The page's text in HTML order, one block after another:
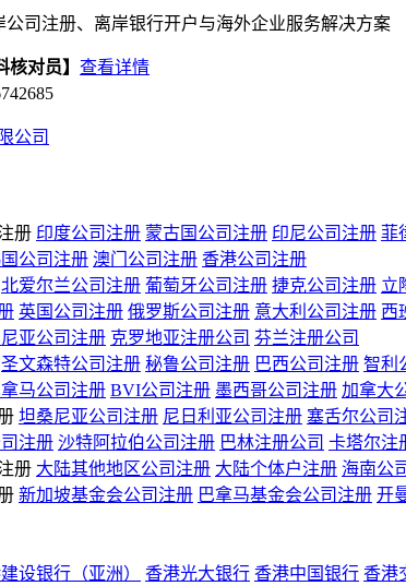
公司注册、离岸银行开户与海外企业服务解决方案
对员】 查看详情
册 印度公司注册 蒙古国公司注册 印尼公司注册 菲
公司注册 澳门公司注册 香港公司注册
北爱尔兰公司注册 葡萄牙公司注册 捷克公司注册 立
英国公司注册 俄罗斯公司注册 意大利公司注册 西
亚公司注册 克罗地亚注册公司 芬兰注册公司
圣文森特公司注册 秘鲁公司注册 巴西公司注册 智利
拿马公司注册 BVI公司注册 墨西哥公司注册 加拿大
坦桑尼亚公司注册 尼日利亚公司注册 塞舌尔公司
注册 沙特阿拉伯公司注册 巴林注册公司 卡塔尔注
册 大陆其他地区公司注册 大陆个体户注册 海南公
新加坡基金会公司注册 巴拿马基金会公司注册 开
设银行（亚洲） 香港光大银行 香港中国银行 香港